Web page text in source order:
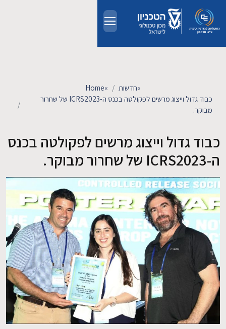
EN
לימודים
מחקר
חדשות ואירועים
קשרי תעשייה
צרו קשר
Home» חדשות»
כבוד גדול וייצוג מרשים לפקולטה בכנס ה-ICRS2023 של שחרור
מבוקר.
כבוד גדול וייצוג מרשים לפקולטה בכנס
ה-ICRS2023 של שחרור מבוקר.